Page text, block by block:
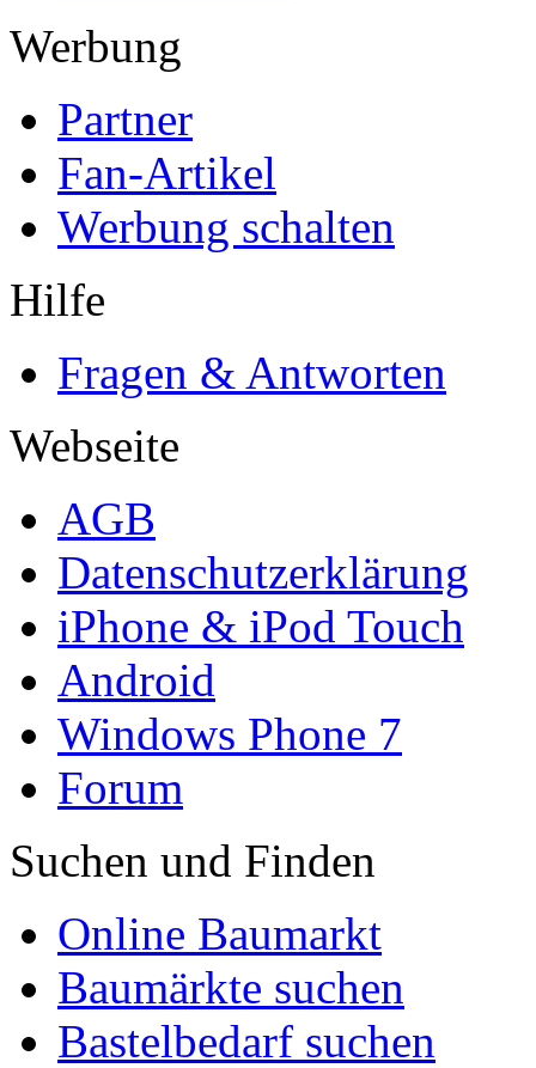
Werbung
Partner
Fan-Artikel
Werbung schalten
Hilfe
Fragen & Antworten
Webseite
AGB
Datenschutzerklärung
iPhone & iPod Touch
Android
Windows Phone 7
Forum
Suchen und Finden
Online Baumarkt
Baumärkte suchen
Bastelbedarf suchen